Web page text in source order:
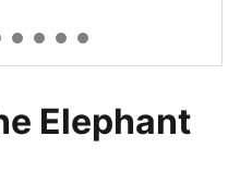
Elephant